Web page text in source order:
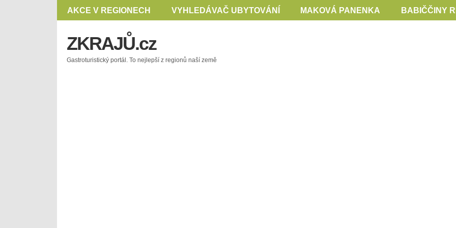
AKCE V REGIONECH VYHLEDÁVAČ UBYTOVÁNÍ MAKOVÁ PANENKA BABIČČINY
ZKRAJŮ.cz
Gastroturistický portál. To nejlepší z regionů naší země